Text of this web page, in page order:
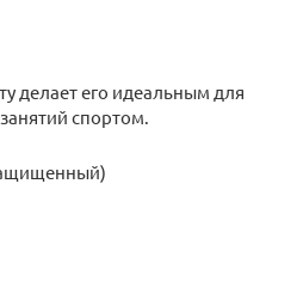
делает его идеальным для
спортом.